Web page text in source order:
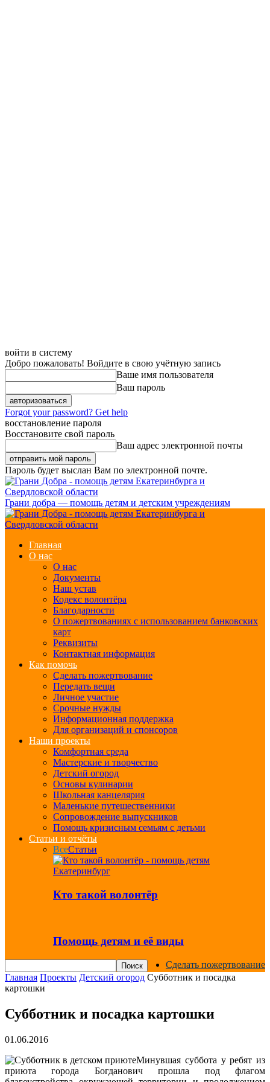
войти в систему
Добро пожаловать! Войдите в свою учётную запись
Ваше имя пользователя
Ваш пароль
Forgot your password? Get help
восстановление пароля
Восстановите свой пароль
Ваш адрес электронной почты
Пароль будет выслан Вам по электронной почте.
Грани добра — помощь детям и детским учреждениям
Главная
О нас
О нас
Документы
Наш устав
Кодекс волонтёра
Благодарности
О пожертвованиях с использованием банковских
карт
Реквизиты
Контактная информация
Как помочь
Сделать пожертвование
Передать вещи
Личное участие
Срочные нужды
Информационная поддержка
Для организаций и спонсоров
Наши проекты
Комфортная среда
Мастерские и творчество
Детский огород
Основы кулинарии
Школьная канцелярия
Маленькие путешественники
Сопровождение выпускников
Помощь кризисным семьям с детьми
Статьи и отчёты
ВсеСтатьи
Кто такой волонтёр
Помощь детям и её виды
Сделать пожертвование
Главная Проекты Детский огород Субботник и посадка
картошки
Субботник и посадка картошки
01.06.2016
Минувшая суббота у ребят из
приюта города Богданович прошла под флагом